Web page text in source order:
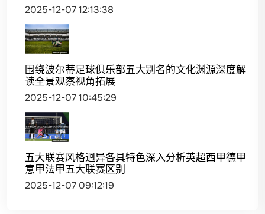
2025-12-07 12:13:38
围绕波尔蒂足球俱乐部五大别名的文化渊源深度解
读全景观察视角拓展
2025-12-07 10:45:29
五大联赛风格迥异各具特色深入分析英超西甲德甲
意甲法甲五大联赛区别
2025-12-07 09:12:19